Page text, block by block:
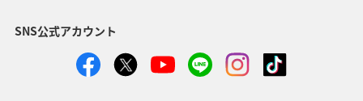
SNS公式アカウント